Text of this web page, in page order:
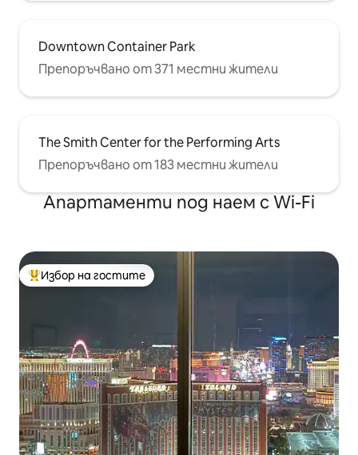
Downtown Container Park
Препоръчвано от 371 местни жители
The Smith Center for the Performing Arts
Препоръчвано от 183 местни жители
Апартаменти под наем с Wi-Fi
Най-популярен избор на гостите
Избор на гостите